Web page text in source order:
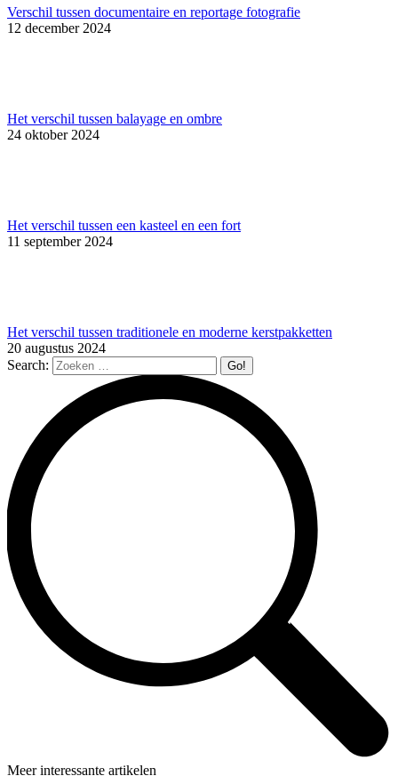
Verschil tussen documentaire en reportage fotografie
12 december 2024
Het verschil tussen balayage en ombre
24 oktober 2024
Het verschil tussen een kasteel en een fort
11 september 2024
Het verschil tussen traditionele en moderne kerstpakketten
20 augustus 2024
Search:
Meer interessante artikelen